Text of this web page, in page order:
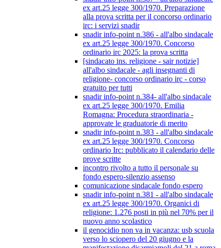
ex art.25 legge 300/1970. Preparazione
alla prova scritta per il concorso ordinario
irc: i servizi snadir
snadir info-point n.386 - all'albo sindacale
ex art.25 legge 300/1970. Concorso
ordinario irc 2025: la prova scritta
[sindacato ins. religione - sair notizie]
all'albo sindacale - agli insegnanti di
religione- concorso ordinario irc - corso
gratuito per tutti
snadir info-point n.384- all'albo sindacale
ex art.25 legge 300/1970. Emilia
Romagna: Procedura straordinaria -
approvate le graduatorie di merito
snadir info-point n.383 - all'albo sindacale
ex art.25 legge 300/1970. Concorso
ordinario Irc: pubblicato il calendario delle
prove scritte
incontro rivolto a tutto il personale su
fondo espero-silenzio assenso
comunicazione sindacale fondo espero
snadir info-point n.381 - all'albo sindacale
ex art.25 legge 300/1970. Organici di
religione: 1.276 posti in più nel 70% per il
nuovo anno scolastico
il genocidio non va in vacanza: usb scuola
verso lo sciopero del 20 giugno e la